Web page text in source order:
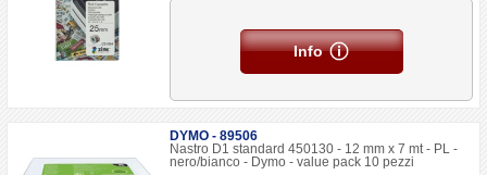
Info
DYMO - 89506
Nastro D1 standard 450130 - 12 mm x 7 mt - PL -
nero/bianco - Dymo - value pack 10 pezzi